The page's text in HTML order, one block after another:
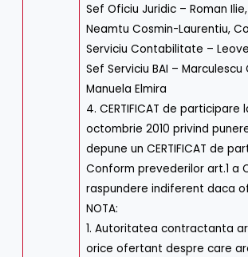
Sef Oficiu Juridic – Roman
Neamtu Cosmin-Laurentiu,
Serviciu Contabilitate –
Sef Serviciu BAI –
Manuela Elmira
4. CERTIFICAT de
octombrie 2010 privind
depune un CERTIFICAT de
Conform prevederilor art.1 a
raspundere indiferent daca
NOTA:
1. Autoritatea contractanta
orice ofertant despre care